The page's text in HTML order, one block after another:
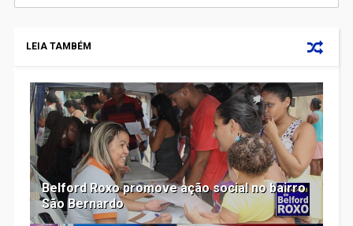
LEIA TAMBÉM
Belford Roxo promove ação social no bairro
São Bernardo